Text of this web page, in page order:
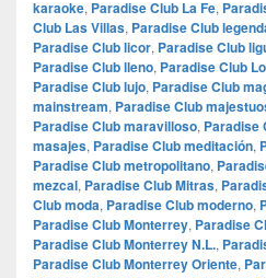
karaoke, Paradise Club La Fe,
Club Las Villas, Paradise Club
Paradise Club licor, Paradise Club
Paradise Club lleno, Paradise Club
Paradise Club lujo, Paradise Club
mainstream, Paradise Club
Paradise Club maravilloso, Paradise
masajes, Paradise Club meditación,
Paradise Club metropolitano,
mezcal, Paradise Club Mitras,
Club moda, Paradise Club moderno,
Paradise Club Monterrey, Paradise
Paradise Club Monterrey N.L.,
Paradise Club Monterrey Oriente,